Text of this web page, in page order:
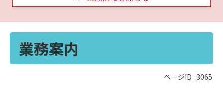
業務案内
ページID : 3065